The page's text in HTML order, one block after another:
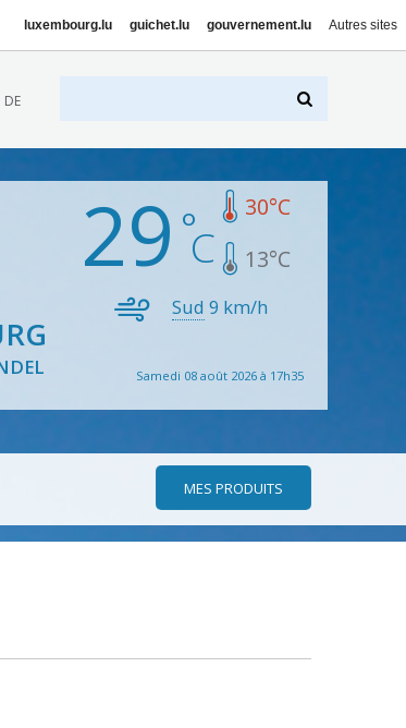
luxembourg.lu guichet.lu gouvernement.lu Autres sites
DE
29 30°C
13°C
Sud 9 km/h
Samedi 08 août 2026 à 17h35
MES PRODUITS